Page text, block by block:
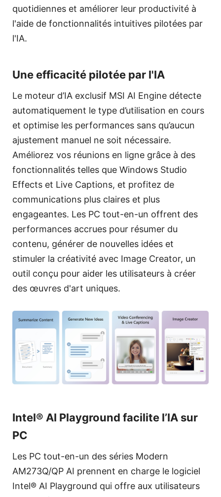
quotidiennes et améliorer leur productivité à
l'aide de fonctionnalités intuitives pilotées par
l'IA.
Une efficacité pilotée par l'IA
Le moteur d’IA exclusif MSI AI Engine détecte
automatiquement le type d’utilisation en cours
et optimise les performances sans qu’aucun
ajustement manuel ne soit nécessaire.
Améliorez vos réunions en ligne grâce à des
fonctionnalités telles que Windows Studio
Effects et Live Captions, et profitez de
communications plus claires et plus
engageantes. Les PC tout-en-un offrent des
performances accrues pour résumer du
contenu, générer de nouvelles idées et
stimuler la créativité avec Image Creator, un
outil conçu pour aider les utilisateurs à créer
des œuvres d'art uniques.
Intel® AI Playground facilite l’IA sur
PC
Les PC tout-en-un des séries Modern
AM273Q/QP AI prennent en charge le logiciel
Intel® AI Playground qui offre aux utilisateurs